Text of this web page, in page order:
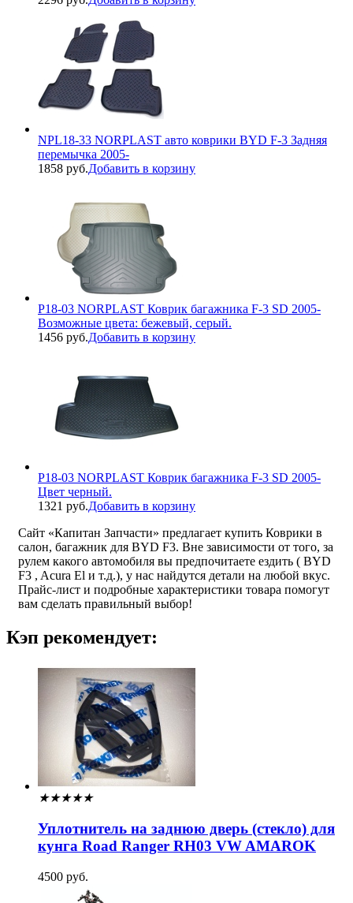
NPL18-33 NORPLAST авто коврики BYD F-3 Задняя
перемычка 2005-
1858 руб.Добавить в корзину
P18-03 NORPLAST Коврик багажника F-3 SD 2005-
Возможные цвета: бежевый, серый.
1456 руб.Добавить в корзину
P18-03 NORPLAST Коврик багажника F-3 SD 2005-
Цвет черный.
1321 руб.Добавить в корзину
Сайт «Капитан Запчасти» предлагает купить Коврики в
салон, багажник для BYD F3. Вне зависимости от того, за
рулем какого автомобиля вы предпочитаете ездить ( BYD
F3 , Acura El и т.д.), у нас найдутся детали на любой вкус.
Прайс-лист и подробные характеристики товара помогут
вам сделать правильный выбор!
Кэп рекомендует:
★★★★★
Уплотнитель на заднюю дверь (стекло) для
кунга Road Ranger RH03 VW AMAROK
4500 руб.